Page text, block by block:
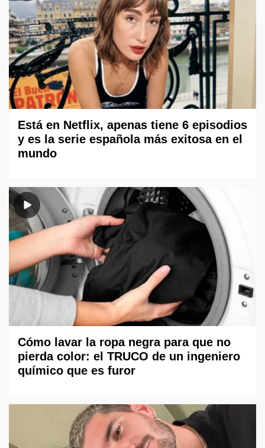
Está en Netflix, apenas tiene 6 episodios
y es la serie española más exitosa en el
mundo
Cómo lavar la ropa negra para que no
pierda color: el TRUCO de un ingeniero
químico que es furor